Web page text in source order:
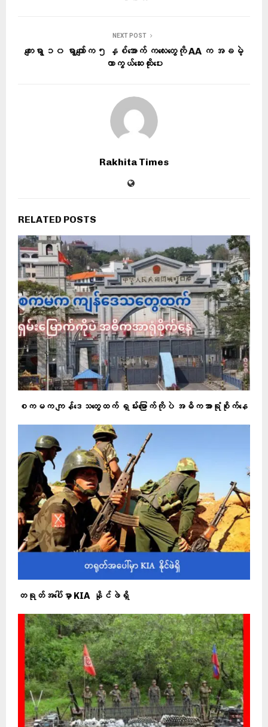
NEXT POST
ကျေးရွာ ၁၀ ရွာကျော်က ၅ နှစ်အောက် ကလေးတွေကို AA က အခမဲ့
ကာကွယ်ဆေးထိုးပေး
Rakhita Times
RELATED POSTS
စကမက ကျန်ဒေသတွေထက် ရှမ်းမြောက်ကိုပဲ အဓိကအာရုံစိုက်နေ
တရုတ်အပေါ်မှာ KIA နိုင်ဖဲရှိ